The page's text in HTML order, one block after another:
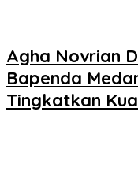
Agha Novrian
Bapenda
Tingkatkan